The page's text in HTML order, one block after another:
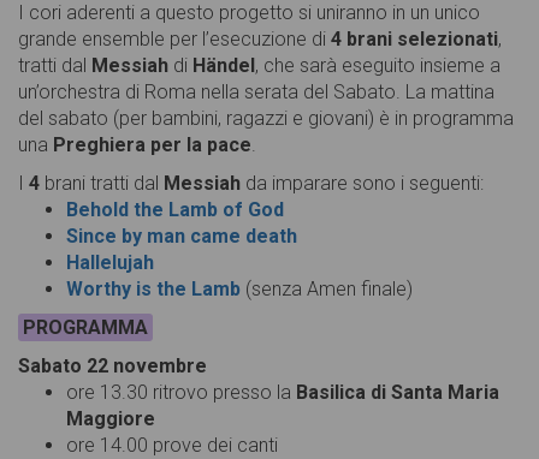
I cori aderenti a questo progetto si uniranno in un unico
grande ensemble per l’esecuzione di 4 brani selezionati,
tratti dal Messiah di Händel, che sarà eseguito insieme a
un’orchestra di Roma nella serata del Sabato. La mattina
del sabato (per bambini, ragazzi e giovani) è in programma
una Preghiera per la pace.
I 4 brani tratti dal Messiah da imparare sono i seguenti:
Behold the Lamb of God
Since by man came death
Hallelujah
Worthy is the Lamb (senza Amen finale)
PROGRAMMA
Sabato 22 novembre
ore 13.30 ritrovo presso la Basilica di Santa Maria
Maggiore
ore 14.00 prove dei canti